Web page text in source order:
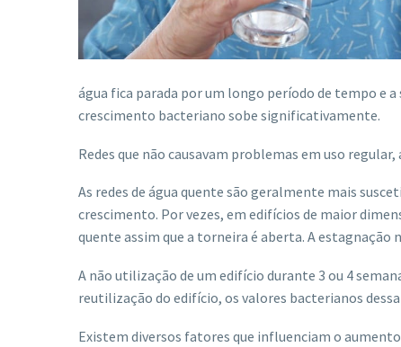
água fica parada por um longo período de tempo e
crescimento bacteriano sobe significativamente.
Redes que não causavam problemas em uso
As redes de água quente são geralmente mais
crescimento. Por vezes, em edifícios de maior
quente assim que a torneira é aberta. A
A não utilização de um edifício durante 3 ou 4
reutilização do edifício, os valores bacterianos
Existem diversos fatores que influenciam o